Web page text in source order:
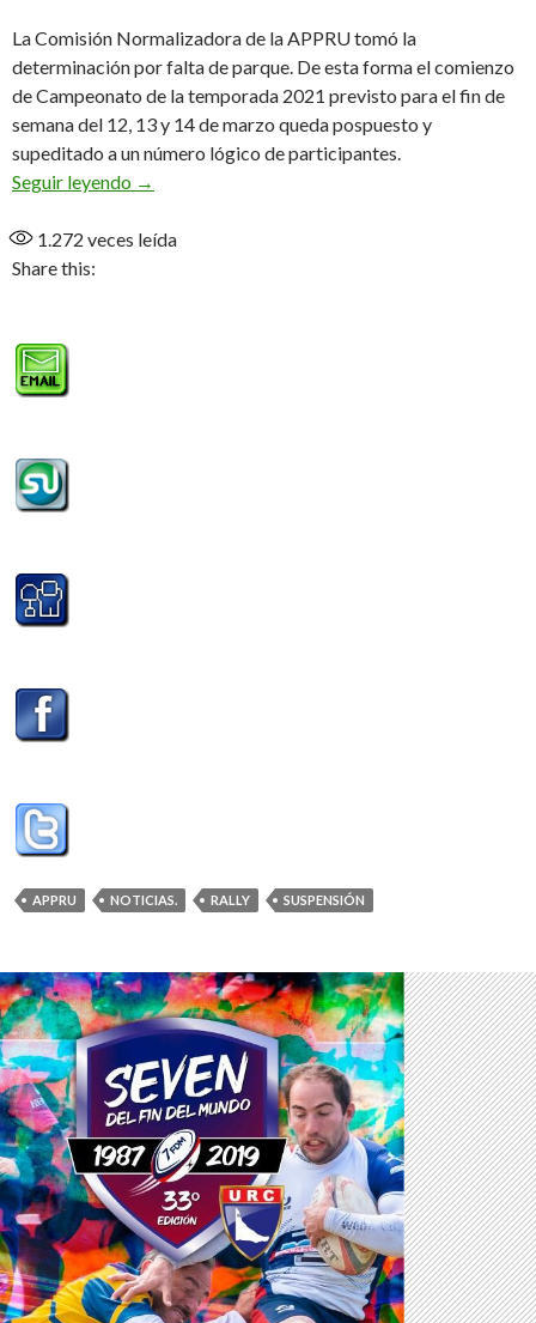
La Comisión Normalizadora de la APPRU tomó la
determinación por falta de parque. De esta forma el comienzo
de Campeonato de la temporada 2021 previsto para el fin de
semana del 12, 13 y 14 de marzo queda pospuesto y
supeditado a un número lógico de participantes.
Seguir leyendo
Rally suspendido
→
1.272 veces leída
Share this:
APPRU NOTICIAS. RALLY SUSPENSIÓN